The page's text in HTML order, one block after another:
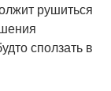
рушиться
сползать в